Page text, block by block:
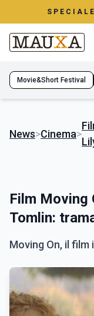
Movie&Short Festival
News>Cinema>
Film Moving
Tomlin:
Moving On, il film